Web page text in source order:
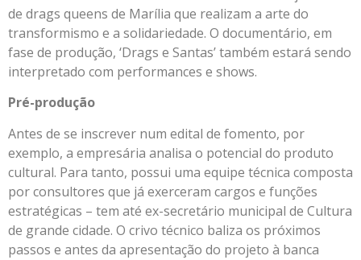
de drags queens de Marília que realizam a arte do
transformismo e a solidariedade. O documentário, em
fase de produção, ‘Drags e Santas’ também estará sendo
interpretado com performances e shows.
Pré-produção
Antes de se inscrever num edital de fomento, por
exemplo, a empresária analisa o potencial do produto
cultural. Para tanto, possui uma equipe técnica composta
por consultores que já exerceram cargos e funções
estratégicas – tem até ex-secretário municipal de Cultura
de grande cidade. O crivo técnico baliza os próximos
passos e antes da apresentação do projeto à banca